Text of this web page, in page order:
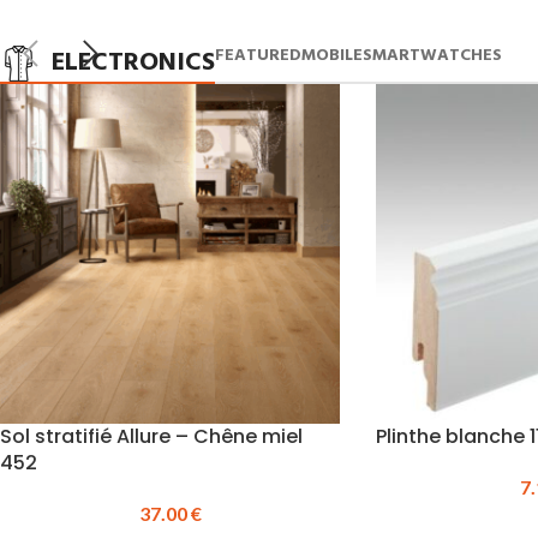
ELECTRONICSFEATUREDMOBILESMARTWATCHES
Sol stratifié Allure – Chêne miel
452
37.00€
Plinthe blanche